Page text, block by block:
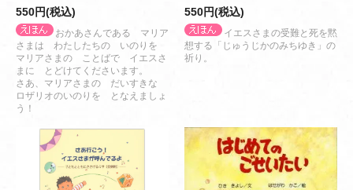
550円(税込)
おかあさんである マリア
さまは わたしたちの いのりを
マリアさまの ことばで イエスさ
まに とどけてくださいます。
さあ、マリアさまの だいすきな
ロザリオのいのりを となえましょ
う！
550円(税込)
イエスさまの受難と死を黙
想する「じゅうじかのみちゆき」の
祈り。